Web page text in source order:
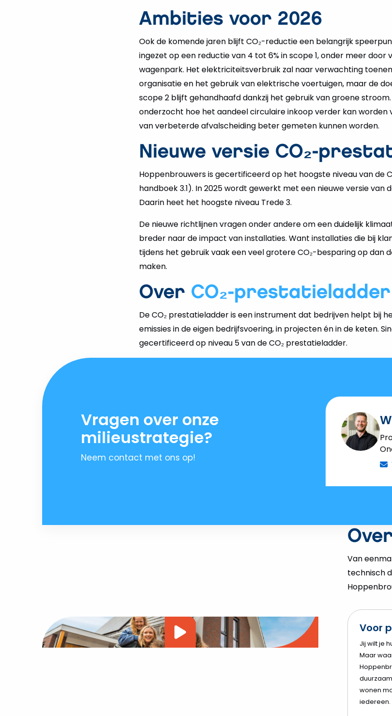
Ambities voor 2026
Ook de komende jaren blijft CO₂-reductie een belangrijk
ingezet op een reductie van 4 tot 6% in scope 1, onder meer
wagenpark. Het elektriciteitsverbruik zal naar verwachting
organisatie en het gebruik van elektrische voertuigen, maar de
scope 2 blijft gehandhaafd dankzij het gebruik van groene
onderzocht hoe het aandeel circulaire inkoop verder kan worden
van verbeterde afvalscheiding beter gemeten kunnen worden.
Nieuwe versie CO₂-
Hoppenbrouwers is gecertificeerd op het hoogste niveau van de
handboek 3.1). In 2025 wordt gewerkt met een nieuwe versie van
Daarin heet het hoogste niveau Trede 3.
De nieuwe richtlijnen vragen onder andere om een duidelijk
breder naar de impact van installaties. Want installaties die bij
tijdens het gebruik vaak een veel grotere CO₂-besparing op dan
maken.
Over CO₂-prestatieladder
De CO₂ prestatieladder is een instrument dat bedrijven helpt bij
emissies in de eigen bedrijfsvoering, in projecten én in de keten.
gecertificeerd op niveau 5 van de CO₂ prestatieladder.
Vragen over onze
milieustrategie?
Neem contact met ons op!
Van
technisch
Voor
Jij wilt je
Maar
wonen
iedereen.
Video